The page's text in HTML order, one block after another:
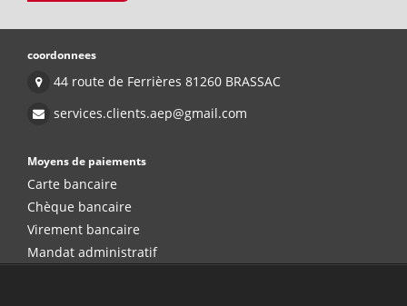
coordonnees
44 route de Ferrières 81260 BRASSAC
services.clients.aep@gmail.com
Moyens de paiements
Carte bancaire
Chèque bancaire
Virement bancaire
Mandat administratif